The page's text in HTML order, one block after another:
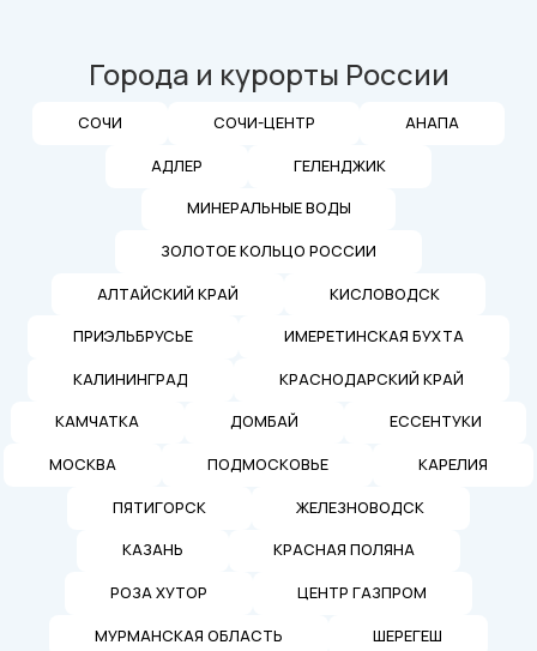
Города и курорты России
СОЧИ СОЧИ-ЦЕНТР АНАПА
АДЛЕР ГЕЛЕНДЖИК
МИНЕРАЛЬНЫЕ ВОДЫ
ЗОЛОТОЕ КОЛЬЦО РОССИИ
АЛТАЙСКИЙ КРАЙ КИСЛОВОДСК
ПРИЭЛЬБРУСЬЕ ИМЕРЕТИНСКАЯ БУХТА
КАЛИНИНГРАД КРАСНОДАРСКИЙ КРАЙ
КАМЧАТКА ДОМБАЙ ЕССЕНТУКИ
МОСКВА ПОДМОСКОВЬЕ КАРЕЛИЯ
ПЯТИГОРСК ЖЕЛЕЗНОВОДСК
КАЗАНЬ КРАСНАЯ ПОЛЯНА
РОЗА ХУТОР ЦЕНТР ГАЗПРОМ
МУРМАНСКАЯ ОБЛАСТЬ ШЕРЕГЕШ